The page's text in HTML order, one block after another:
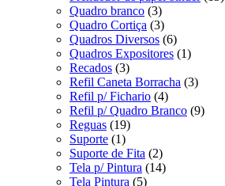
Quadro branco (3)
Quadro Cortiça (3)
Quadros Diversos (6)
Quadros Expositores (1)
Recados (3)
Refil Caneta Borracha (3)
Refil p/ Fichario (4)
Refil p/ Quadro Branco (9)
Reguas (19)
Suporte (1)
Suporte de Fita (2)
Tela p/ Pintura (14)
Tela Pintura (5)